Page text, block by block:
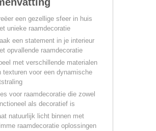
een gezellige sfeer in huis
unieke raamdecoratie
een statement in je interieur
opvallende raamdecoratie
met verschillende materialen
texturen voor een dynamische
voor raamdecoratie die zowel
als decoratief is
natuurlijk licht binnen met
raamdecoratie oplossingen